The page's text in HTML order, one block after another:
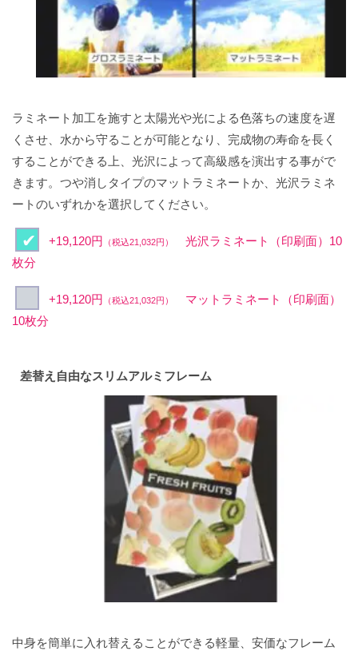
ラミネート加工を施すと太陽光や光による色落ちの速度を遅
くさせ、水から守ることが可能となり、完成物の寿命を長く
することができる上、光沢によって高級感を演出する事がで
きます。つや消しタイプのマットラミネートか、光沢ラミネ
ートのいずれかを選択してください。
+19,120円 （税込21,032円）
光沢ラミネート（印刷面）10
枚分
+19,120円 （税込21,032円）
マットラミネート（印刷面）
10枚分
差替え自由なスリムアルミフレーム
中身を簡単に入れ替えることができる軽量、安価なフレーム